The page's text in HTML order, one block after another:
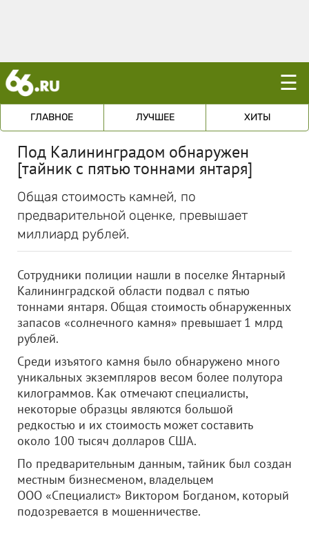
☰
ГЛАВНОЕ ЛУЧШЕЕ ХИТЫ
Под Калининградом обнаружен
[тайник с пятью тоннами янтаря]
Общая стоимость камней, по
предварительной оценке, превышает
миллиард рублей.
Сотрудники полиции нашли в поселке Янтарный
Калининградской области подвал с пятью
тоннами янтаря. Общая стоимость обнаруженных
запасов «солнечного камня» превышает 1 млрд
рублей.
Среди изъятого камня было обнаружено много
уникальных экземпляров весом более полутора
килограммов. Как отмечают специалисты,
некоторые образцы являются большой
редкостью и их стоимость может составить
около 100 тысяч долларов США.
По предварительным данным, тайник был создан
местным бизнесменом, владельцем
ООО «Специалист» Виктором Богданом, который
подозревается в мошенничестве.